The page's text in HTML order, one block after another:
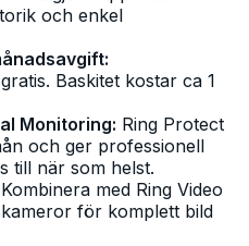
och enkel
Baskitet kostar ca 1
Monitoring: Ring Protect
och ger professionell
till när som helst.
Kombinera med Ring Video
för komplett bild